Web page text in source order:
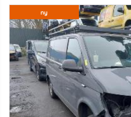
ny